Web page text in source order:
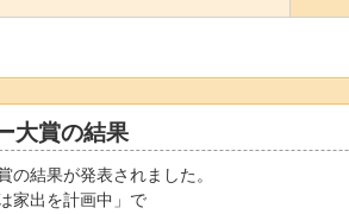
大賞の結果
の結果が発表されました。
家出を計画中」で